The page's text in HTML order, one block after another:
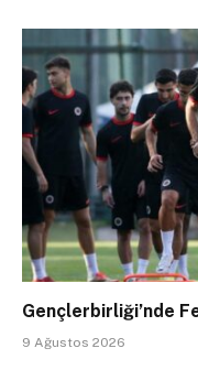
Gençlerbirliği’nde
9 Ağustos 2026